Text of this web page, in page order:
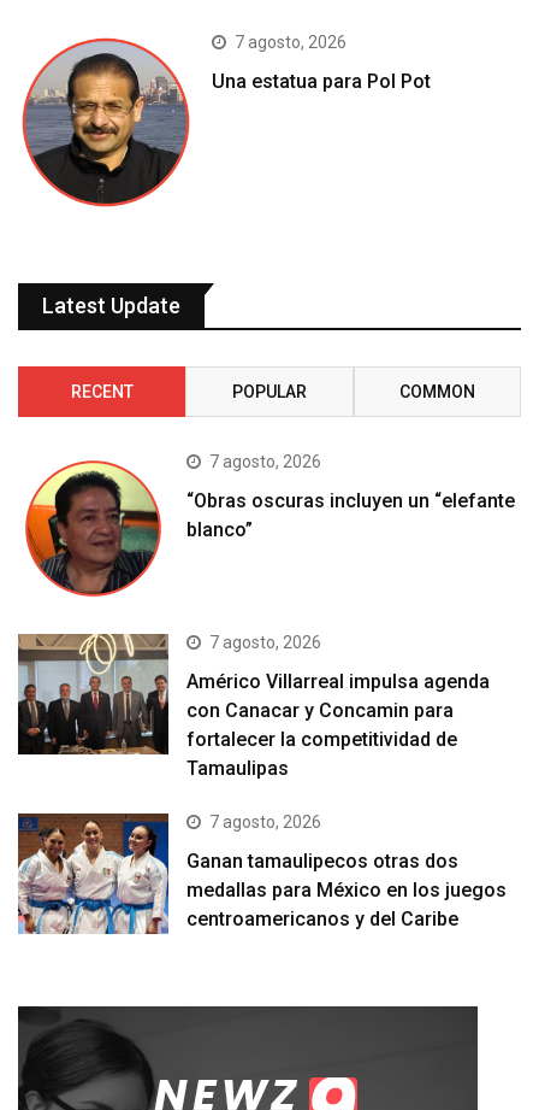
7 agosto, 2026
Una estatua para Pol Pot
Latest Update
RECENT POPULAR COMMON
7 agosto, 2026
“Obras oscuras incluyen un “elefante
blanco”
7 agosto, 2026
Américo Villarreal impulsa agenda
con Canacar y Concamin para
fortalecer la competitividad de
Tamaulipas
7 agosto, 2026
Ganan tamaulipecos otras dos
medallas para México en los juegos
centroamericanos y del Caribe